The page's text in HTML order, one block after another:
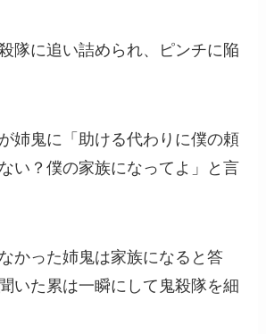
隊に追い詰められ、ピンチに陥
姉鬼に「助ける代わりに僕の頼
い？僕の家族になってよ」と言
かった姉鬼は家族になると答
いた累は一瞬にして鬼殺隊を細